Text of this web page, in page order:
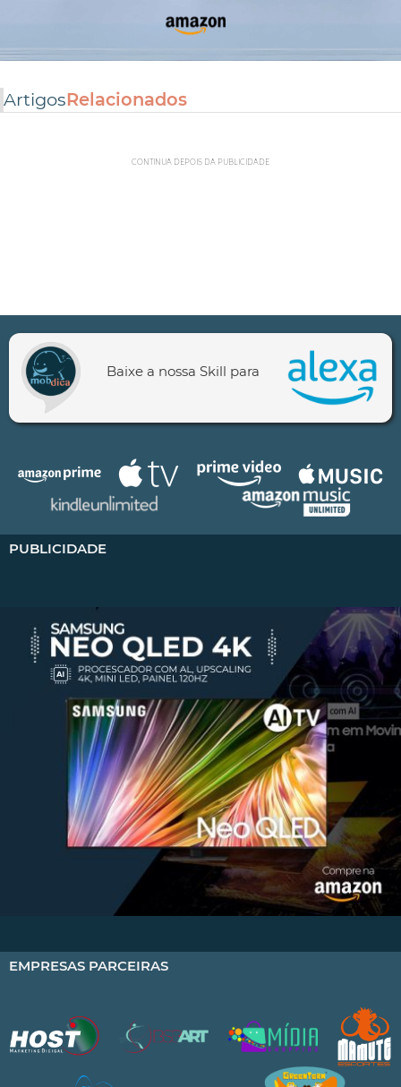
ArtigosRelacionados
CONTINUA DEPOIS DA PUBLICIDADE
Baixe a nossa Skill para
PUBLICIDADE
EMPRESAS PARCEIRAS